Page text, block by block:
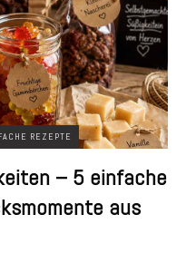
REZEPTE
– 5 einfache
aus